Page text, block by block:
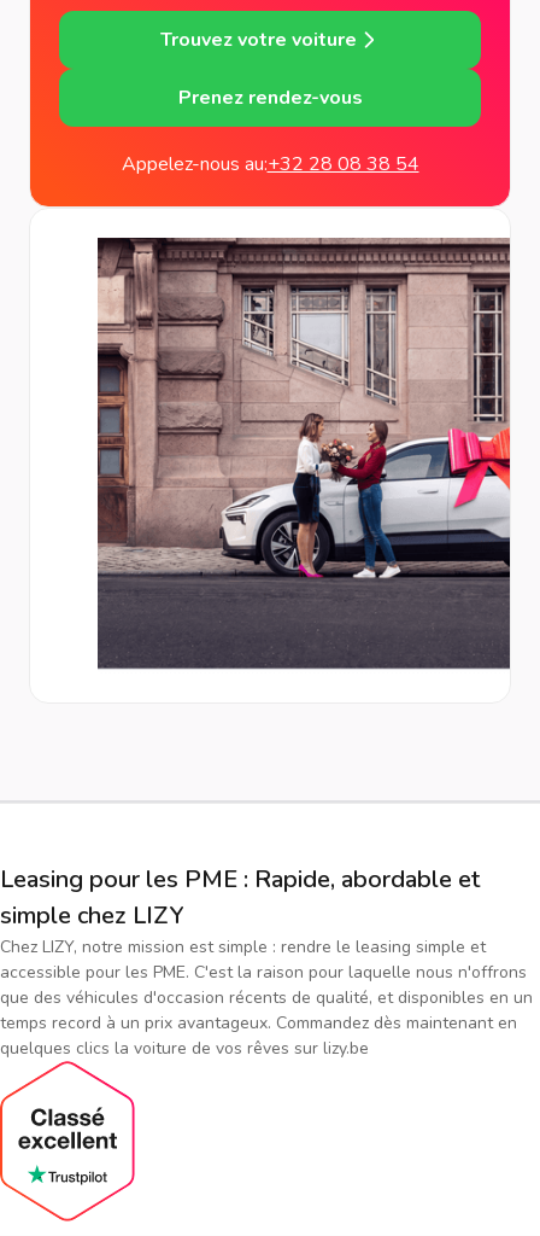
Trouvez votre voiture
Prenez rendez-vous
Appelez-nous au:+32 28 08 38 54
Leasing pour les PME : Rapide, abordable et
simple chez LIZY
Chez LIZY, notre mission est simple : rendre le leasing simple et
accessible pour les PME. C'est la raison pour laquelle nous n'offrons
que des véhicules d'occasion récents de qualité, et disponibles en un
temps record à un prix avantageux. Commandez dès maintenant en
quelques clics la voiture de vos rêves sur lizy.be